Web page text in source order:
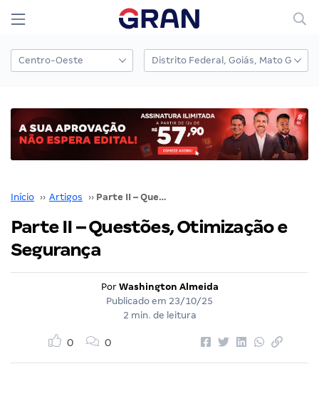
Início ›› Artigos ›› Parte II – Questões, Otimização e Segurança
Parte II – Questões, Otimização e
Segurança
Por Washington Almeida
Publicado em 23/10/25
2 min. de leitura
0 0